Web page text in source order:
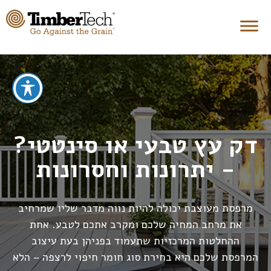
דק עץ טבעי או סינטטי?
- יתרונות וחסרונות
מרפסת מעוצבת יכולה להיות נווה מדבר שליו שמרחיב
את מרחב המחיה שלכם ומקרב אתכם לטבע. אחת
ההחלטות המרכזיות שתעמוד בפניהן בעת עיצוב
המרפסת שלכם היא בחירת סוג חומר חיפוי לרצפה – הלא